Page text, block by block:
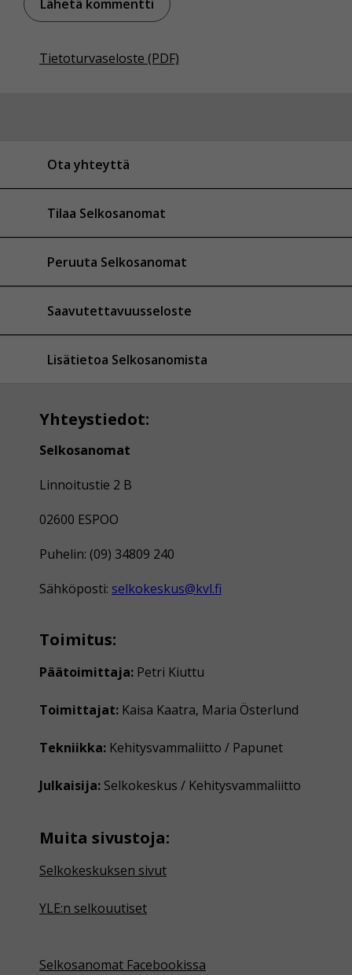
Tietoturvaseloste (PDF)
Ota yhteyttä
Tilaa Selkosanomat
Peruuta Selkosanomat
Saavutettavuusseloste
Lisätietoa Selkosanomista
Yhteystiedot:
Selkosanomat
Linnoitustie 2 B
02600 ESPOO
Puhelin: (09) 34809 240
Sähköposti: selkokeskus@kvl.fi
Toimitus:
Päätoimittaja: Petri Kiuttu
Toimittajat: Kaisa Kaatra, Maria Österlund
Tekniikka: Kehitysvammaliitto / Papunet
Julkaisija: Selkokeskus / Kehitysvammaliitto
Muita sivustoja:
Selkokeskuksen sivut
YLE:n selkouutiset
Selkosanomat Facebookissa